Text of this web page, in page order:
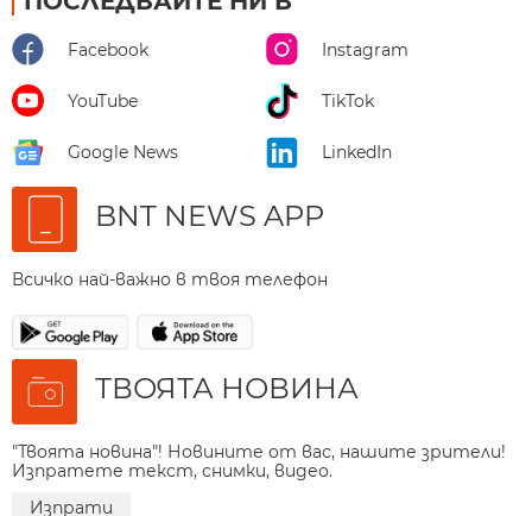
Facebook Instagram
YouTube TikTok
Google News LinkedIn
BNT NEWS APP
Всичко най-важно в твоя телефон
ТВОЯТА НОВИНА
"Твоята новина"! Новините от вас, нашите зрители!
Изпратете текст, снимки, видео.
Изпрати